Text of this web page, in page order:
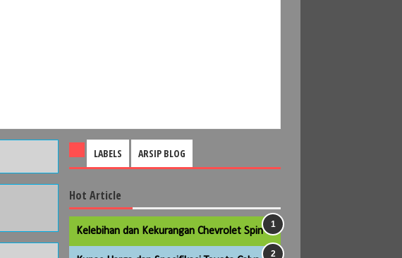
LABELS ARSIP BLOG
Hot Article
Kelebihan dan Kekurangan Chevrolet Spin